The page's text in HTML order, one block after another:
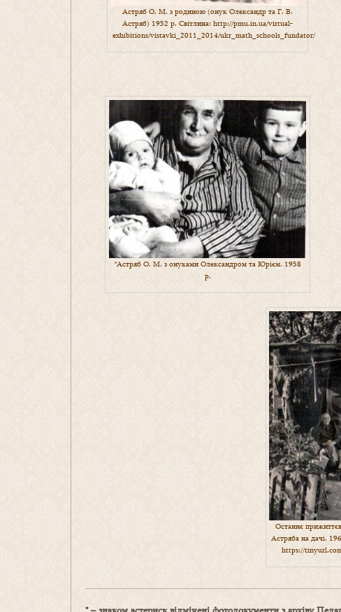
Астряб О. М. з родиною (онук Олександр та Г. В.
Астряб) 1952 р. Світлина: http://pmu.in.ua/virtual-
exhibitions/vistavki_2011_2014/ukr_math_schools_fundator/
*Астряб О. М. з онуками Олександром та Юрієм. 1958
р.
Останнє
Астряба на дачі.
https://